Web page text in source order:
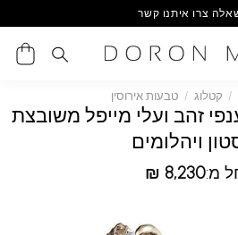
צרו איתנו קשר
/ קטלוג / טבעות אירוסין
זהב ועלי מייפל משובצת
ויהלומים
מ: ₪ 8,230